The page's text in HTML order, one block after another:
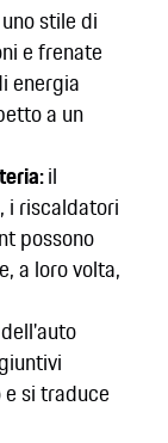
uno stile di
e frenate
energia
a un
il
i riscaldatori
possono
a loro volta,
si traduce